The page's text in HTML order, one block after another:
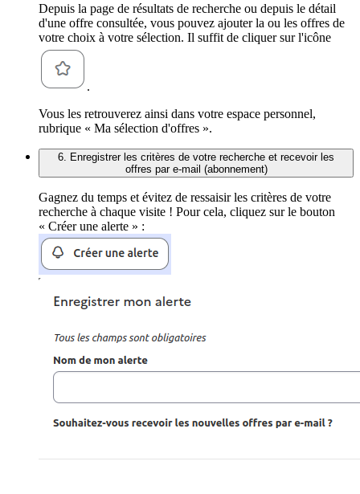
Depuis la page de résultats de recherche ou depuis le détail
d'une offre consultée, vous pouvez ajouter la ou les offres de
votre choix à votre sélection. Il suffit de cliquer sur l'icône
.
Vous les retrouverez ainsi dans votre espace personnel,
rubrique « Ma sélection d'offres ».
6. Enregistrer les critères de votre recherche et recevoir les
offres par e-mail (abonnement)
Gagnez du temps et évitez de ressaisir les critères de votre
recherche à chaque visite ! Pour cela, cliquez sur le bouton
« Créer une alerte » :